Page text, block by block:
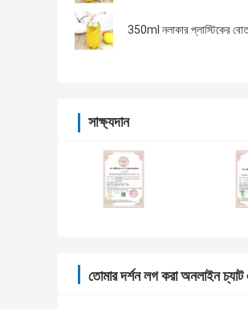
350ml নলাকার প্লাস্টিকের
সাক্ষ্যদান
তোমার দর্শন লগ করা অনলাইন